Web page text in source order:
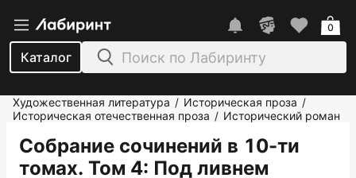
Каталог
0
Художественная литература / Историческая проза /
Историческая отечественная проза / Исторический роман
Собрание сочинений в 10-ти
томах. Том 4: Под ливнем